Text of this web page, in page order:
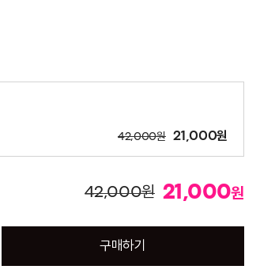
42,000원 21,000원
42,000원 21,000원
구매하기